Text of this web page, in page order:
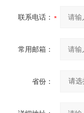
联系电话：
常用邮箱：
省份：